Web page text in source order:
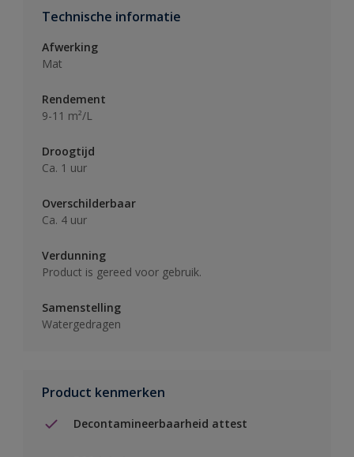
Technische informatie
Afwerking
Mat
Rendement
9-11 m²/L
Droogtijd
Ca. 1 uur
Overschilderbaar
Ca. 4 uur
Verdunning
Product is gereed voor gebruik.
Samenstelling
Watergedragen
Product kenmerken
Decontamineerbaarheid attest